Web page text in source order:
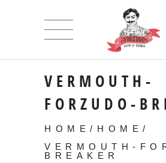
VERMOUTH-
FORZUDO-
HOME / HOME /
VERMOUTH-
BREAKER